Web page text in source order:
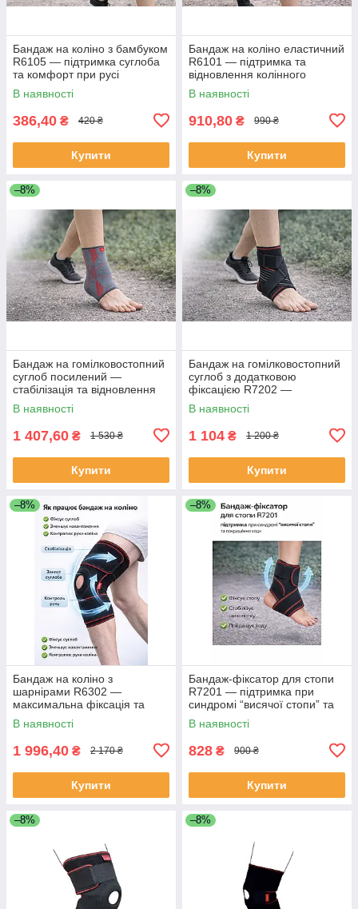
Бандаж на коліно з бамбуком
R6105 — підтримка суглоба
та комфорт при русі
В наявності
386,40 ₴ 420 ₴
Купити
Бандаж на коліно еластичний
R6101 — підтримка та
відновлення колінного
суглоба
В наявності
910,80 ₴ 990 ₴
Купити
–8%
Бандаж на гомілковостопний
суглоб посилений —
стабілізація та відновлення
після травм
В наявності
1 407,60 ₴ 1 530 ₴
Купити
–8%
Бандаж на гомілковостопний
суглоб з додатковою
фіксацією R7202 —
максимальна підтримка та
стабільність
В наявності
1 104 ₴ 1 200 ₴
Купити
–8%
Бандаж на коліно з
шарнірами R6302 —
максимальна фіксація та
захист суглоба
В наявності
1 996,40 ₴ 2 170 ₴
Купити
–8%
Бандаж-фіксатор для стопи
R7201 — підтримка при
синдромі “висячої стопи” та
покращення ходи
В наявності
828 ₴ 900 ₴
Купити
–8% –8%